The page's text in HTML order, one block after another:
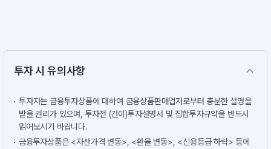
투자 시 유의사항
투자자는 금융투자상품에 대하여 금융상품판매업자로부터 충분한 설명을
받을 권리가 있으며, 투자전 (간이)투자설명서 및 집합투자규약을 반드시
읽어보시기 바랍니다.
금융투자상품은 <자산가격 변동>, <환율 변동>, <신용등급 하락> 등에